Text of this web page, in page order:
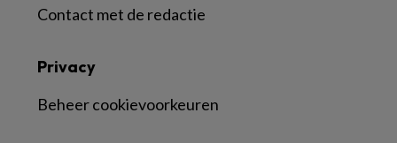
Contact met de redactie
Privacy
Beheer cookievoorkeuren